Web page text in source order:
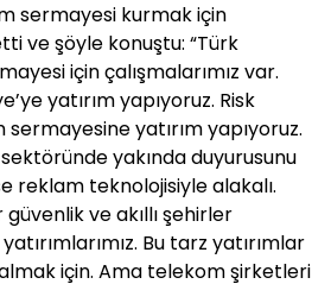
sermayesi kurmak için
ve şöyle konuştu: “Türk
için çalışmalarımız var.
yatırım yapıyoruz. Risk
yatırım yapıyoruz.
yakında duyurusunu
reklam teknolojisiyle alakalı.
ve akıllı şehirler
Bu tarz yatırımlar
için. Ama telekom şirketleri